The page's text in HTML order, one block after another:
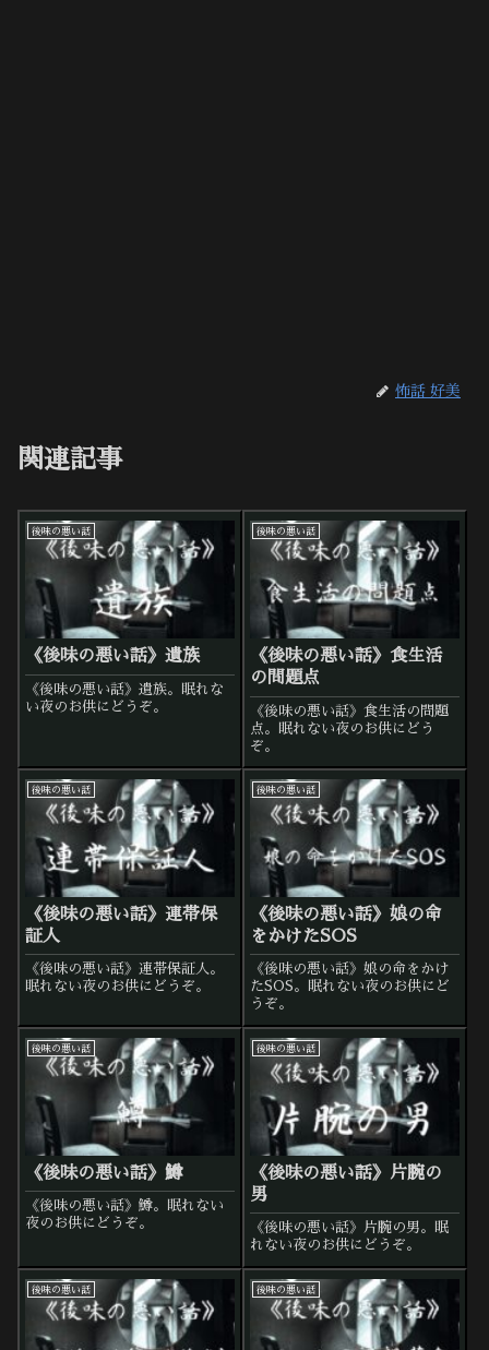
怖話 好美
関連記事
後味の悪い話
《後味の悪い話》遺族
《後味の悪い話》遺族。眠れな
い夜のお供にどうぞ。
後味の悪い話
《後味の悪い話》食生活
の問題点
《後味の悪い話》食生活の問題
点。眠れない夜のお供にどう
ぞ。
後味の悪い話
《後味の悪い話》連帯保
証人
《後味の悪い話》連帯保証人。
眠れない夜のお供にどうぞ。
後味の悪い話
《後味の悪い話》娘の命
をかけたSOS
《後味の悪い話》娘の命をかけ
たSOS。眠れない夜のお供にど
うぞ。
後味の悪い話
《後味の悪い話》鱒
《後味の悪い話》鱒。眠れない
夜のお供にどうぞ。
後味の悪い話
《後味の悪い話》片腕の
男
《後味の悪い話》片腕の男。眠
れない夜のお供にどうぞ。
後味の悪い話 後味の悪い話